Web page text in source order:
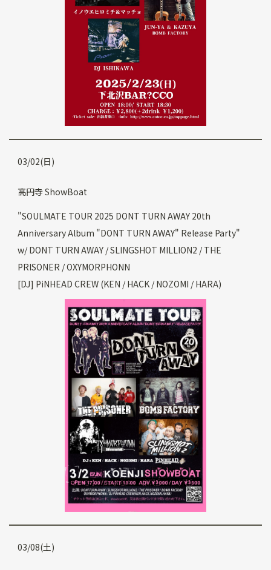
03/02(日)
高円寺 ShowBoat
"SOULMATE TOUR 2025 DONT TURN AWAY 20th
Anniversary Album "DONT TURN AWAY" Release Party"
w/ DONT TURN AWAY / SLINGSHOT MILLION2 / THE
PRISONER / OXYMORPHONN
[DJ] PiNHEAD CREW (KEN / HACK / NOZOMI / HARA)
03/08(土)